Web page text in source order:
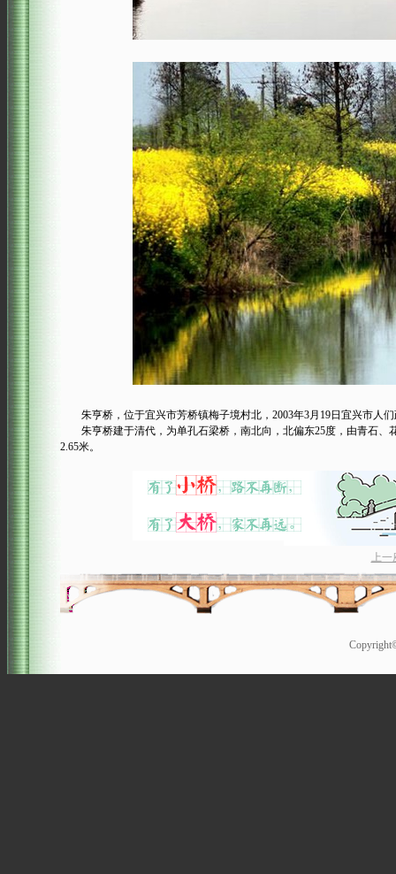
朱亨桥，位于宜兴市芳桥镇梅子境村北，2003年3月19日宜兴市人们
朱亨桥建于清代，为单孔石梁桥，南北向，北偏东25度，由青石、
2.65米。
上一